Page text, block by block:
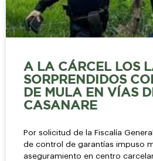
A LA CÁRCEL LOS
SORPRENDIDOS
DE MULA EN VÍAS
CASANARE
Por solicitud de la Fiscalía
de control de garantías impuso
aseguramiento en centro